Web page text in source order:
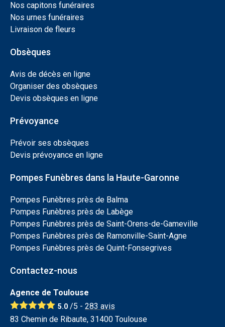
Nos capitons funéraires
Nos urnes funéraires
Livraison de fleurs
Obsèques
Avis de décès en ligne
Organiser des obsèques
Devis obsèques en ligne
Prévoyance
Prévoir ses obsèques
Devis prévoyance en ligne
Pompes Funèbres dans la Haute-Garonne
Pompes Funèbres près de Balma
Pompes Funèbres près de Labège
Pompes Funèbres près de Saint-Orens-de-Gameville
Pompes Funèbres près de Ramonville-Saint-Agne
Pompes Funèbres près de Quint-Fonsegrives
Contactez-nous
Agence de Toulouse
5.0 /5 - 283 avis
83 Chemin de Ribaute, 31400 Toulouse